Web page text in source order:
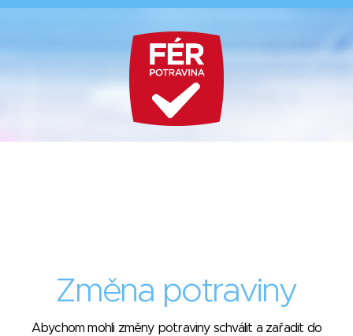
Změna potraviny
Abychom mohli změny potraviny schválit a zařadit do